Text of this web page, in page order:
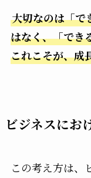
大切なのは「で
はなく、「でき
これこそが、成
ビジネスにお
この考え方は、